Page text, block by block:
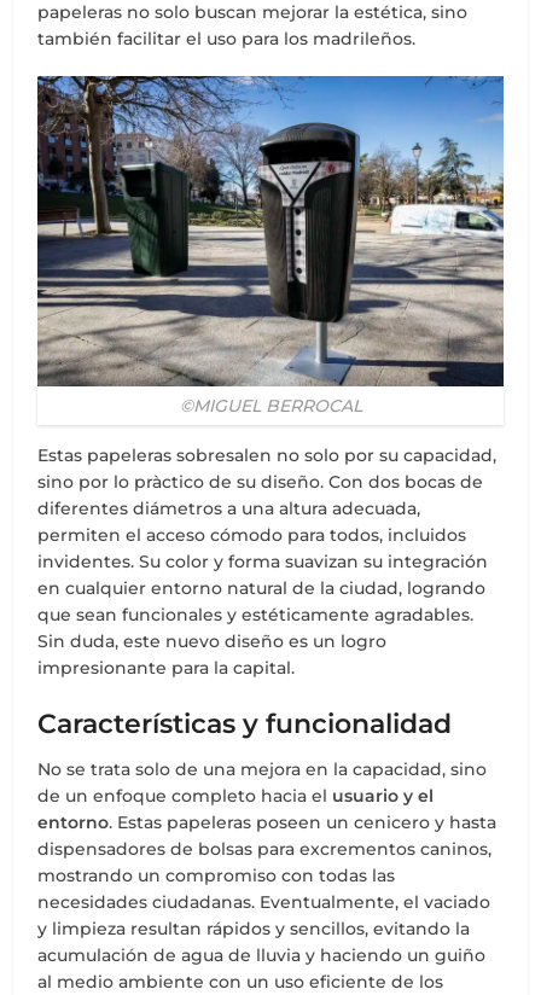
papeleras no solo buscan mejorar la estética, sino
también facilitar el uso para los madrileños.
©MIGUEL BERROCAL
Estas papeleras sobresalen no solo por su capacidad,
sino por lo pràctico de su diseño. Con dos bocas de
diferentes diámetros a una altura adecuada,
permiten el acceso cómodo para todos, incluidos
invidentes. Su color y forma suavizan su integración
en cualquier entorno natural de la ciudad, logrando
que sean funcionales y estéticamente agradables.
Sin duda, este nuevo diseño es un logro
impresionante para la capital.
Características y funcionalidad
No se trata solo de una mejora en la capacidad, sino
de un enfoque completo hacia el usuario y el
entorno. Estas papeleras poseen un cenicero y hasta
dispensadores de bolsas para excrementos caninos,
mostrando un compromiso con todas las
necesidades ciudadanas. Eventualmente, el vaciado
y limpieza resultan rápidos y sencillos, evitando la
acumulación de agua de lluvia y haciendo un guiño
al medio ambiente con un uso eficiente de los